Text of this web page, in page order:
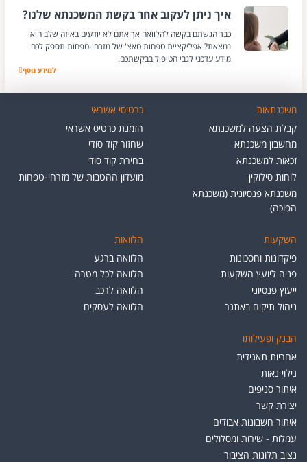
איך ניתן לעקוב אחר בקשת המשכנתא שלנו?
כבר הגשתם בקשה להלוואה אך אתם לא יודעים באיזה שלב היא
נמצאת? אפליקציית טפחות טאצ' של מזרחי-טפחות תספק לכם
מידע עדכני לגבי הטיפול בבקשתכם.
איך ניתן לעקוב
למידע נוסף
משכנתאות
קבלת הצעה למשכנתא
מחשבון משכנתא
זכאות למשכנתא
לוחות סילוקין
משכנתא פנסיונית (משכנתא
הפוכה)
כרטיסי אשראי
הזמנת כרטיס אשראי
שחזור קוד סודי
בחירת קוד סודי
מועדון ההטבות של מזרחי-טפחות
השקעות
פיקדונות וחסכונות
פניה ליועץ השקעות
ייעוץ פנסיוני
ניהול תיקים באתגר
הלוואות
הלוואה ברגע
הלוואה לכל מטרה
הלוואה לרכב
הלוואה לעסקים
הבנק ופעילותו
אחריות תאגידית
גילוי נאות
איתור סניפים
יצירת קשר
איתור חשבונות אבודים
עמלות - שירות ומסלולים
נציב תלונות הציבור